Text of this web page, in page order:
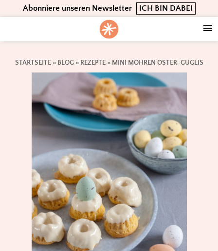
to
navigation
to
content
to
Abonniere unseren Newsletter ICH BIN DABEI
STARTSEITE» BLOG» REZEPTE» MINI MÖHREN OSTER-GUGLIS